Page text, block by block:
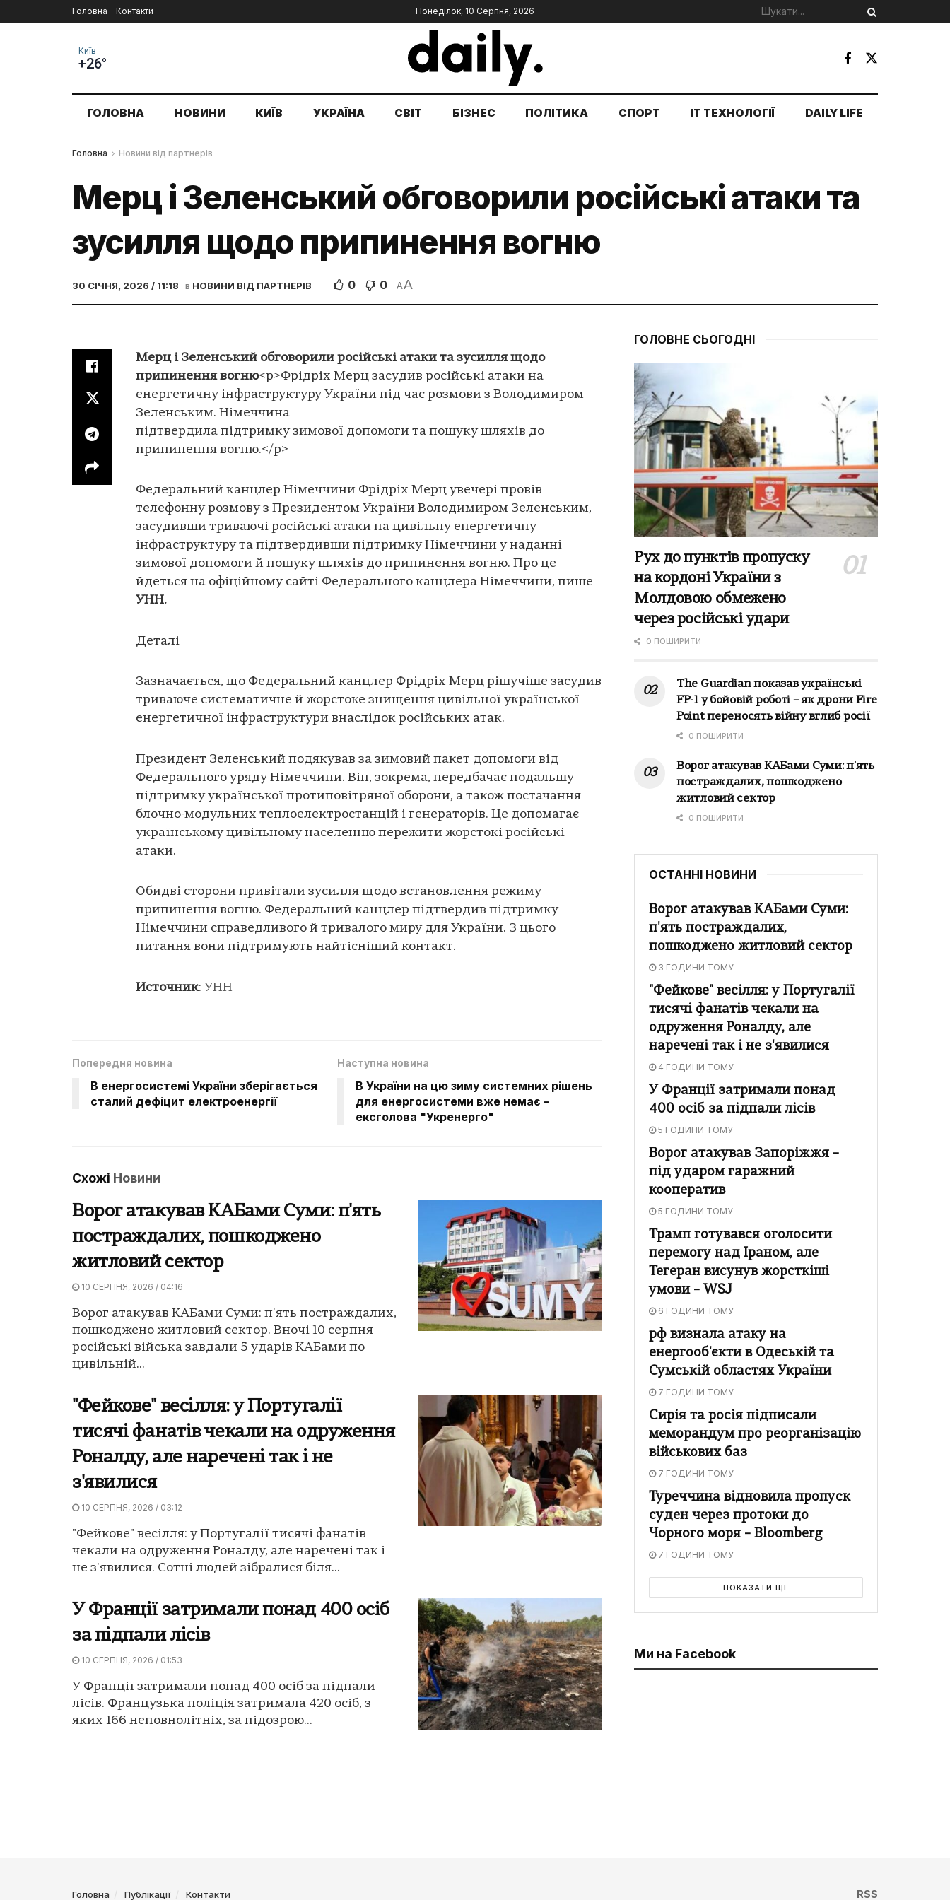
Головна Контакти Понеділок, 10 Серпня, 2026
Київ
+26°
ГОЛОВНА НОВИНИ КИЇВ УКРАЇНА СВІТ БІЗНЕС ПОЛІТИКА СПОРТ IT ТЕХНОЛОГІЇ DAILY LIFE
Головна Новини від партнерів
Мерц і Зеленський обговорили російські атаки та
зусилля щодо припинення вогню
30 СІЧНЯ, 2026 / 11:18 в НОВИНИ ВІД ПАРТНЕРІВ 0 0 AA
Мерц і Зеленський обговорили російські атаки та зусилля щодо
припинення вогню<p>Фрідріх Мерц засудив російські атаки на
енергетичну інфраструктуру України під час розмови з Володимиром
Зеленським. Німеччина
підтвердила підтримку зимової допомоги та пошуку шляхів до
припинення вогню.</p>
Федеральний канцлер Німеччини Фрідріх Мерц увечері провів
телефонну розмову з Президентом України Володимиром Зеленським,
засудивши триваючі російські атаки на цивільну енергетичну
інфраструктуру та підтвердивши підтримку Німеччини у наданні
зимової допомоги й пошуку шляхів до припинення вогню. Про це
йдеться на офіційному сайті Федерального канцлера Німеччини, пише
УНН.
Деталі
Зазначається, що Федеральний канцлер Фрідріх Мерц рішучіше засудив
триваюче систематичне й жорстоке знищення цивільної української
енергетичної інфраструктури внаслідок російських атак.
Президент Зеленський подякував за зимовий пакет допомоги від
Федерального уряду Німеччини. Він, зокрема, передбачає подальшу
підтримку української протиповітряної оборони, а також постачання
блочно-модульних теплоелектростанцій і генераторів. Це допомагає
українському цивільному населенню пережити жорстокі російські
атаки.
Обидві сторони привітали зусилля щодо встановлення режиму
припинення вогню. Федеральний канцлер підтвердив підтримку
Німеччини справедливого й тривалого миру для України. З цього
питання вони підтримують найтісніший контакт.
Источник: УНН
Попередня новина
В енергосистемі України зберігається
сталий дефіцит електроенергії
Наступна новина
В України на цю зиму системних рішень
для енергосистеми вже немає –
ексголова "Укренерго"
Схожі Новини
Ворог атакував КАБами Суми: п'ять
постраждалих, пошкоджено
житловий сектор
10 СЕРПНЯ, 2026 / 04:16
Ворог атакував КАБами Суми: п'ять постраждалих,
пошкоджено житловий сектор. Вночі 10 серпня
російські війська завдали 5 ударів КАБами по
цивільній...
"Фейкове" весілля: у Португалії
тисячі фанатів чекали на одруження
Роналду, але наречені так і не
з'явилися
10 СЕРПНЯ, 2026 / 03:12
"Фейкове" весілля: у Португалії тисячі фанатів
чекали на одруження Роналду, але наречені так і
не з'явилися. Сотні людей зібралися біля...
У Франції затримали понад 400 осіб
за підпали лісів
10 СЕРПНЯ, 2026 / 01:53
У Франції затримали понад 400 осіб за підпали
лісів. Французька поліція затримала 420 осіб, з
яких 166 неповнолітніх, за підозрою...
ГОЛОВНЕ СЬОГОДНІ
Рух до пунктів пропуску
на кордоні України з
Молдовою обмежено
через російські удари
0 ПОШИРИТИ
The Guardian показав українські
FP-1 у бойовій роботі – як дрони Fire
Point переносять війну вглиб росії
0 ПОШИРИТИ
Ворог атакував КАБами Суми: п'ять
постраждалих, пошкоджено
житловий сектор
0 ПОШИРИТИ
ОСТАННІ НОВИНИ
Ворог атакував КАБами Суми:
п'ять постраждалих,
пошкоджено житловий сектор
3 ГОДИНИ ТОМУ
"Фейкове" весілля: у Португалії
тисячі фанатів чекали на
одруження Роналду, але
наречені так і не з'явилися
4 ГОДИНИ ТОМУ
У Франції затримали понад
400 осіб за підпали лісів
5 ГОДИНИ ТОМУ
Ворог атакував Запоріжжя –
під ударом гаражний
кооператив
5 ГОДИНИ ТОМУ
Трамп готувався оголосити
перемогу над Іраном, але
Тегеран висунув жорсткіші
умови – WSJ
6 ГОДИНИ ТОМУ
рф визнала атаку на
енергооб'єкти в Одеській та
Сумській областях України
7 ГОДИНИ ТОМУ
Сирія та росія підписали
меморандум про реорганізацію
військових баз
7 ГОДИНИ ТОМУ
Туреччина відновила пропуск
суден через протоки до
Чорного моря – Bloomberg
7 ГОДИНИ ТОМУ
ПОКАЗАТИ ЩЕ
Ми на Facebook
Головна Публікації Контакти RSS